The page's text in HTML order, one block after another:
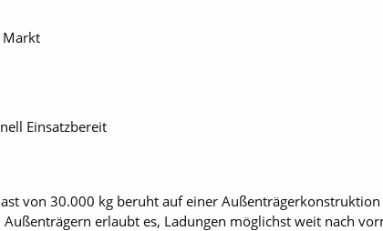
Markt
Einsatzbereit
von 30.000 kg beruht auf einer
erlaubt es, Ladungen möglichst weit nach